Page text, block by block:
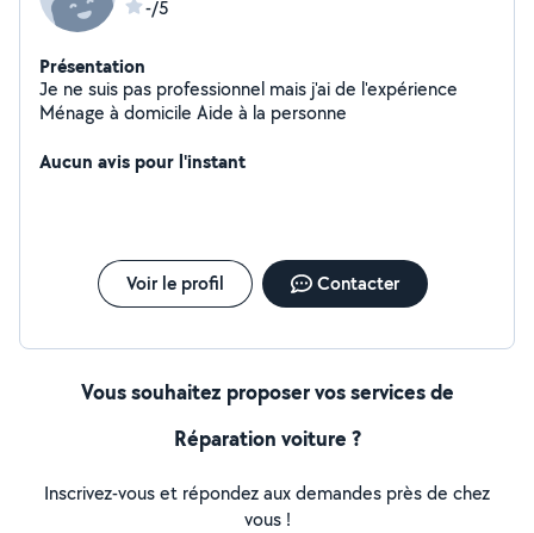
-/5
Présentation
Je ne suis pas professionnel mais j'ai de l'expérience
Ménage à domicile Aide à la personne
Aucun avis pour l'instant
Voir le profil Contacter
Vous souhaitez proposer vos services de
Réparation voiture ?
Inscrivez-vous et répondez aux demandes près de chez
vous !